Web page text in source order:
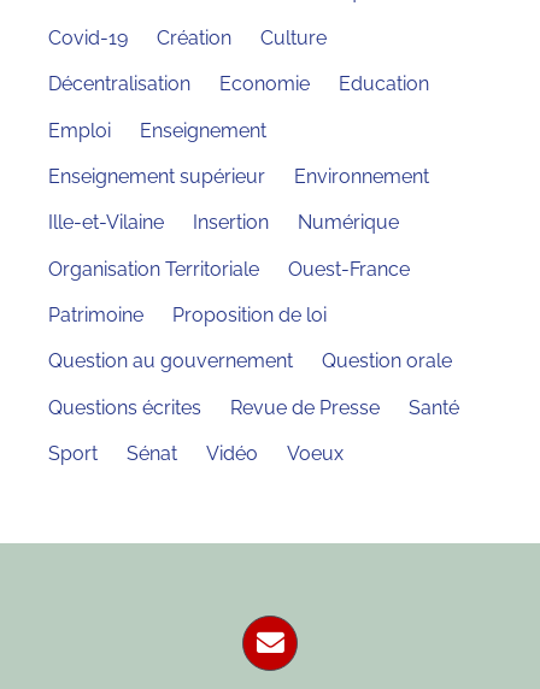
Covid-19 Création Culture
Décentralisation Economie Education
Emploi Enseignement
Enseignement supérieur Environnement
Ille-et-Vilaine Insertion Numérique
Organisation Territoriale Ouest-France
Patrimoine Proposition de loi
Question au gouvernement Question orale
Questions écrites Revue de Presse Santé
Sport Sénat Vidéo Voeux